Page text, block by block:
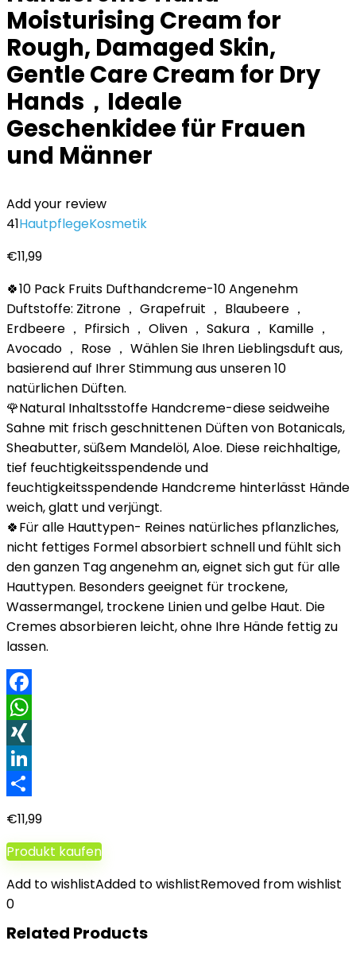
Moisturising Cream for
Rough, Damaged Skin,
Gentle Care Cream for Dry
Hands，Ideale
Geschenkidee für Frauen
und Männer
Add your review
41HautpflegeKosmetik
€11,99
🍀10 Pack Fruits Dufthandcreme-10 Angenehm
Duftstoffe: Zitrone ， Grapefruit ， Blaubeere ，
Erdbeere ， Pfirsich ， Oliven ， Sakura ， Kamille ，
Avocado ， Rose ， Wählen Sie Ihren Lieblingsduft aus,
basierend auf Ihrer Stimmung aus unseren 10
natürlichen Düften.
🌹Natural Inhaltsstoffe Handcreme-diese seidweihe
Sahne mit frisch geschnittenen Düften von Botanicals,
Sheabutter, süßem Mandelöl, Aloe. Diese reichhaltige,
tief feuchtigkeitsspendende und
feuchtigkeitsspendende Handcreme hinterlässt Hände
weich, glatt und verjüngt.
🍀Für alle Hauttypen- Reines natürliches pflanzliches,
nicht fettiges Formel absorbiert schnell und fühlt sich
den ganzen Tag angenehm an, eignet sich gut für alle
Hauttypen. Besonders geeignet für trockene,
Wassermangel, trockene Linien und gelbe Haut. Die
Cremes absorbieren leicht, ohne Ihre Hände fettig zu
lassen.
Facebook
WhatsApp
XING
LinkedIn
€11,99
Produkt kaufen
Add to wishlistAdded to wishlistRemoved from wishlist
0
Related Products